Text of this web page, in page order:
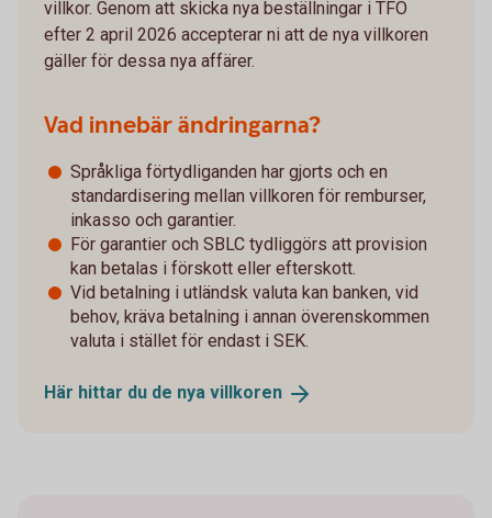
villkor. Genom att skicka nya beställningar i TFO
efter 2 april 2026 accepterar ni att de nya villkoren
gäller för dessa nya affärer.
Vad innebär ändringarna?
Språkliga förtydliganden har gjorts och en
standardisering mellan villkoren för remburser,
inkasso och garantier.
För garantier och SBLC tydliggörs att provision
kan betalas i förskott eller efterskott.
Vid betalning i utländsk valuta kan banken, vid
behov, kräva betalning i annan överenskommen
valuta i stället för endast i SEK.
Här hittar du de nya villkoren